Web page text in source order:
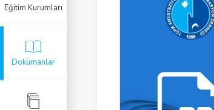
Eğitim Kurumları
Dokümanlar